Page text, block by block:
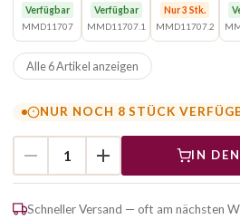
Verfügbar
MMD11707
Verfügbar
MMD11707.1
Nur 3 Stk.
MMD11707.2
Alle 6 Artikel anzeigen
NUR NOCH 8 STÜCK
IN
Schneller Versand — oft am nächsten